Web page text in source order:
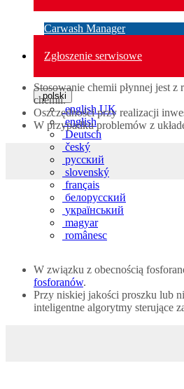
Carwash Manager
Zgłoszenie serwisowe
polski
english UK
english
Deutsch
český
русский
slovenský
français
белорусский
український
magyar
românesc
Stosowanie chemii płynnej jest
chemii.
Oszczędności przy realizacji
W przypadku problemów z
W związku z obecnością
fosforanów.
Przy niskiej jakości proszku lub
inteligentne algorytmy sterujące